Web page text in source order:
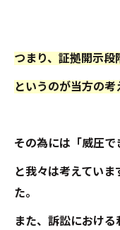
つまり、証拠開示
というのが当方の考
その為には「威圧で
と我々は考えてい
た。
また、訴訟における